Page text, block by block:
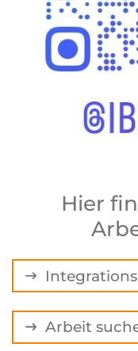
Hier
Arbeit